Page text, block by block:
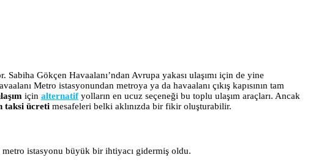
Gökçen Havaalanı’ndan Avrupa yakası ulaşımı için de yine
Metro istasyonundan metroya ya da havaalanı çıkış kapısının tam
için alternatifyolların en ucuz seçeneği bu toplu ulaşım araçları. Ancak
taksi ücreti mesafeleri belki aklınızda bir fikir oluşturabilir.
metro istasyonu büyük bir ihtiyacı gidermiş oldu.